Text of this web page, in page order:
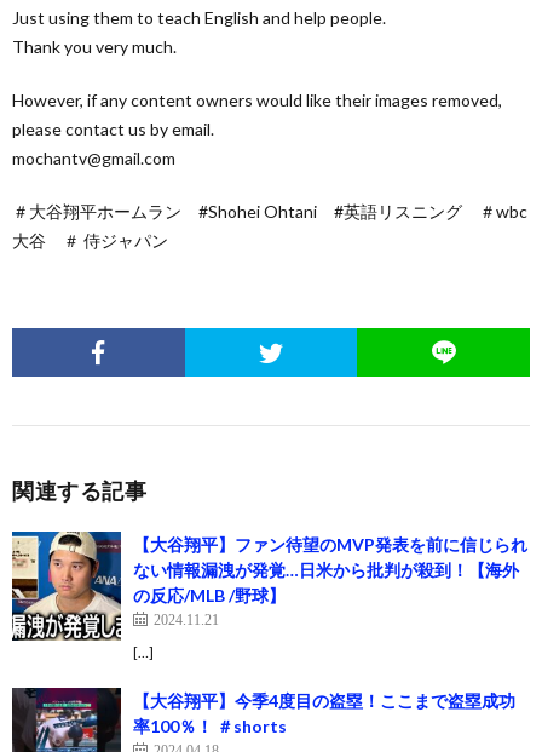
Just using them to teach English and help people.
Thank you very much.
However, if any content owners would like their images removed,
please contact us by email.
mochantv@gmail.com
＃大谷翔平ホームラン #Shohei Ohtani #英語リスニング ＃wbc
大谷 ＃ 侍ジャパン
関連する記事
【大谷翔平】ファン待望のMVP発表を前に信じられ
ない情報漏洩が発覚…日米から批判が殺到！【海外
の反応/MLB /野球】
2024.11.21
[…]
【大谷翔平】今季4度目の盗塁！ここまで盗塁成功
率100％！ ＃shorts